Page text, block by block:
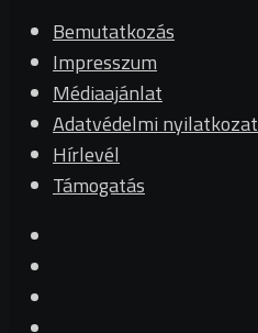
Bemutatkozás
Impresszum
Médiaajánlat
Adatvédelmi nyilatkozat
Hírlevél
Támogatás